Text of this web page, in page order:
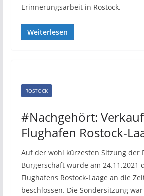
Erinnerungsarbeit in Rostock.
Weiterlesen
ROSTOCK
#Nachgehört:
Flughafen Rostock-
Auf der wohl kürzesten Sitzung der
Bürgerschaft wurde am 24.11.2021
Flughafens Rostock-Laage an die
beschlossen. Die Sondersitzung